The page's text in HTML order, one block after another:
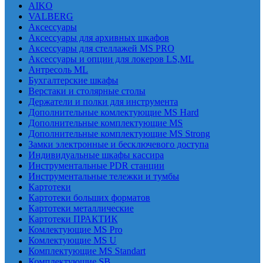
AIKO
VALBERG
Аксессуары
Аксессуары для архивных шкафов
Аксессуары для стеллажей MS PRO
Аксессуары и опции для локеров LS,ML
Антресоль ML
Бухгалтерские шкафы
Верстаки и столярные столы
Держатели и полки для инструмента
Дополнительные комлектующие MS Hard
Дополнительные комплектующие MS
Дополнительные комплектующие MS Strong
Замки электронные и бесключевого доступа
Индивидуальные шкафы кассира
Инструментальные PDR станции
Инструментальные тележки и тумбы
Картотеки
Картотеки больших форматов
Картотеки металлические
Картотеки ПРАКТИК
Комлектующие MS Pro
Комлектующие MS U
Комплектующие MS Standart